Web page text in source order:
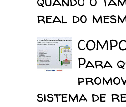
real do
Para
sistema de